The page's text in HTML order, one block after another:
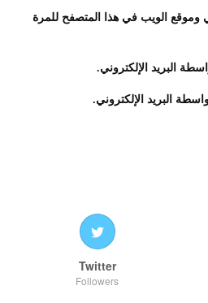
وموقع الويب في هذا المتصفح للمرة
البريد الإلكتروني.
البريد الإلكتروني.
Twitter
Followers